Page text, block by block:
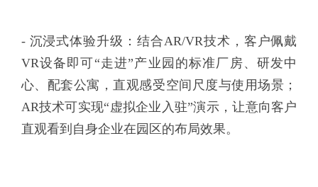
- 沉浸式体验升级：结合AR/VR技术，客户佩戴
VR设备即可“走进”产业园的标准厂房、研发中
心、配套公寓，直观感受空间尺度与使用场景；
AR技术可实现“虚拟企业入驻”演示，让意向客户
直观看到自身企业在园区的布局效果。